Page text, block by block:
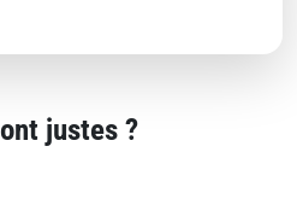
justes ?